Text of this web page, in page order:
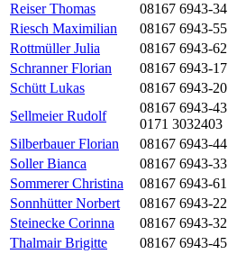
Reiser Thomas
08167 6943-34
Riesch Maximilian
08167 6943-55
Rottmüller Julia
08167 6943-62
Schranner Florian
08167 6943-17
Schütt Lukas
08167 6943-20
Sellmeier Rudolf
08167 6943-43
0171 3032403
Silberbauer Florian
08167 6943-44
Soller Bianca
08167 6943-33
Sommerer Christina
08167 6943-61
Sonnhütter Norbert
08167 6943-22
Steinecke Corinna
08167 6943-32
Thalmair Brigitte
08167 6943-45